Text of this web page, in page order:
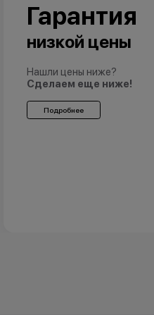
Гарантия
низкой цены
Нашли цены ниже?
Сделаем еще ниже!
Подробнее